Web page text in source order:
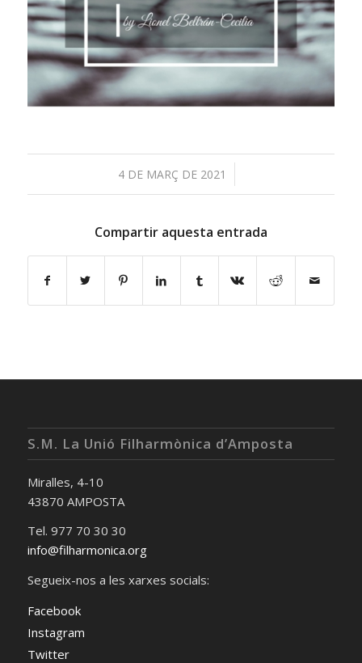
4 DE MARÇ DE 2021
/
Compartir aquesta entrada
S.M. La Unió Filharmònica d’Amposta
Miralles, 4-10
43870 AMPOSTA
Tel. 977 70 30 30
info@filharmonica.org
Segueix-nos a les xarxes socials:
Facebook
Instagram
Twitter